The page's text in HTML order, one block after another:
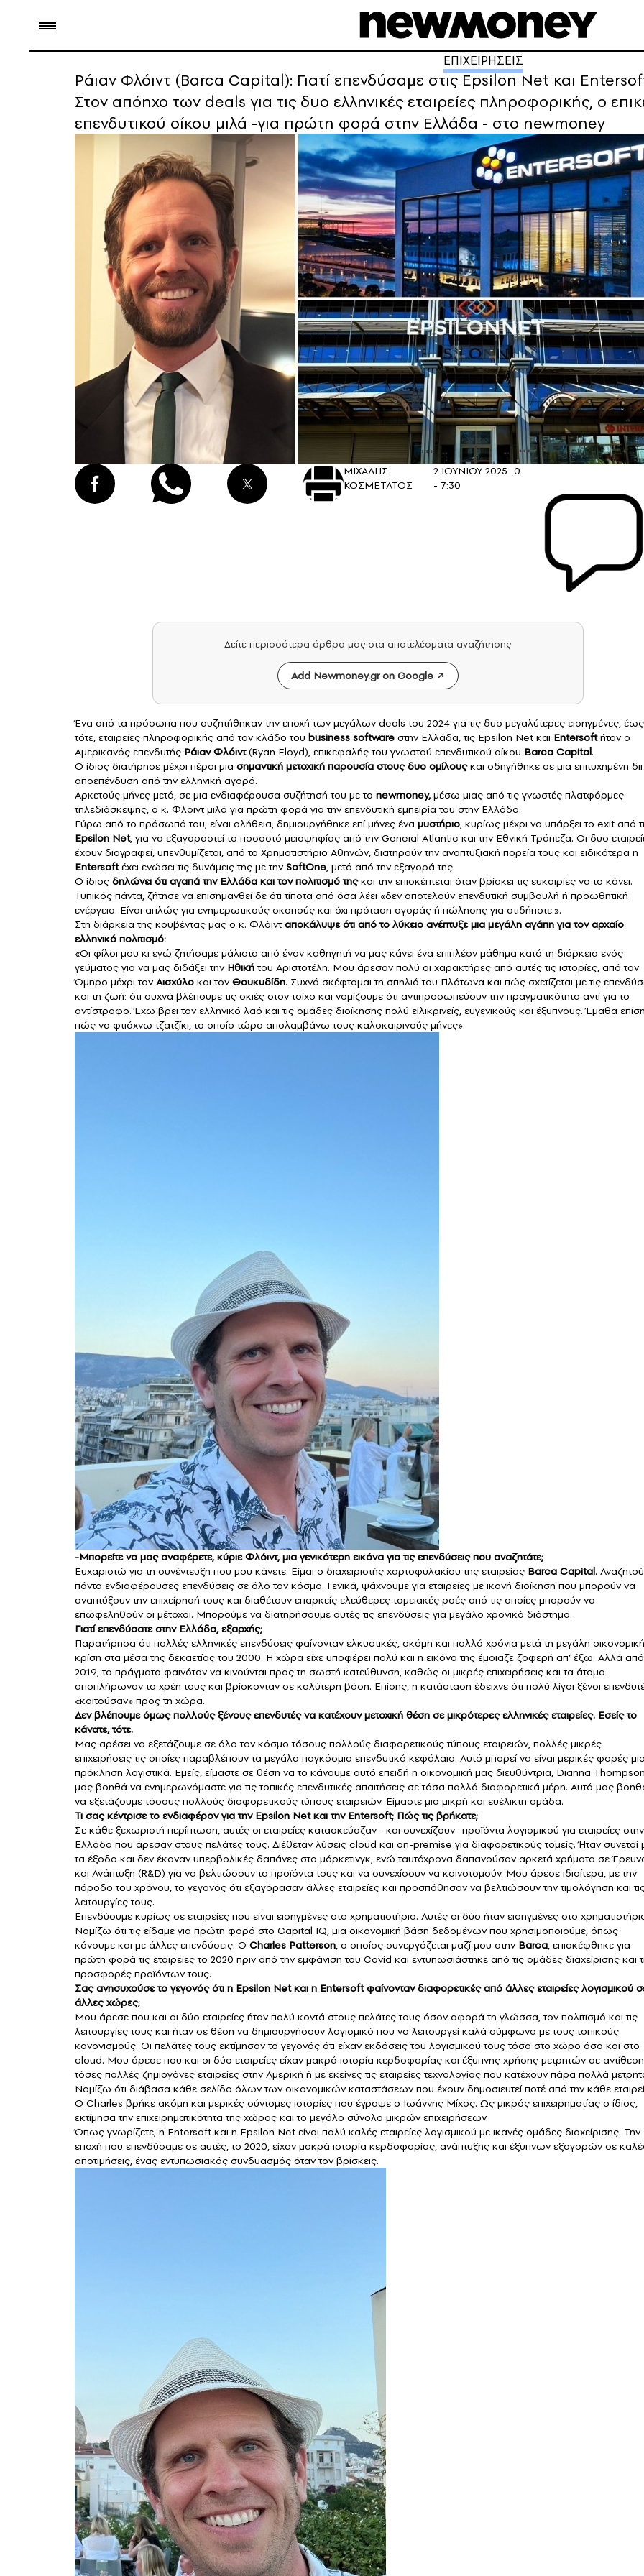
ΕΠΙΧΕΙΡΗΣΕΙΣ
Ράιαν Φλόιντ (Barca Capital): Γιατί επενδύσαμε στις Epsilon Net και
Στον απόηχο των deals για τις δυο ελληνικές εταιρείες πληροφορικής, ο
επενδυτικού οίκου μιλά -για πρώτη φορά στην Ελλάδα - στο newmoney
ΜΙΧΑΛΗΣ
ΚΟΣΜΕΤΑΤΟΣ
2 ΙΟΥΝΙΟΥ 2025
- 7:30
0
Δείτε περισσότερα άρθρα μας στα αποτελέσματα αναζήτησης
Add Newmoney.gr on Google
Ένα από τα πρόσωπα που συζητήθηκαν την εποχή των μεγάλων deals του 2024 για τις δυο μεγαλύτερες εισηγμένες, έως
τότε, εταιρείες πληροφορικής από τον κλάδο του business software στην Ελλάδα, τις Epsilon Net και Entersoftήταν ο
Αμερικανός επενδυτής Ράιαν Φλόιντ(Ryan Floyd), επικεφαλής του γνωστού επενδυτικού οίκου Barca Capital.
Ο ίδιος διατήρησε μέχρι πέρσι μια σημαντική μετοχική παρουσία στους δυο ομίλουςκαι οδηγήθηκε σε μια επιτυχημένη
αποεπένδυση από την ελληνική αγορά.
Αρκετούς μήνες μετά, σε μια ενδιαφέρουσα συζήτησή του με το newmoney,μέσω μιας από τις γνωστές πλατφόρμες
τηλεδιάσκεψης, ο κ. Φλόιντ μιλά για πρώτη φορά για την επενδυτική εμπειρία του στην Ελλάδα.
Γύρω από το πρόσωπό του, είναι αλήθεια, δημιουργήθηκε επί μήνες ένα μυστήριο, κυρίως μέχρι να υπάρξει το exit από
Epsilon Net, για να εξαγοραστεί το ποσοστό μειοψηφίας από την General Atlantic και την Εθνική Τράπεζα. Οι δυο
έχουν διαγραφεί, υπενθυμίζεται, από το Χρηματιστήριο Αθηνών, διατηρούν την αναπτυξιακή πορεία τους και ειδικότερα η
Entersoftέχει ενώσει τις δυνάμεις της με τηνSoftOne, μετά από την εξαγορά της.
Ο ίδιος δηλώνει ότι αγαπά την Ελλάδα και τον πολιτισμό τηςκαι την επισκέπτεται όταν βρίσκει τις ευκαιρίες να το κάνει.
Τυπικός πάντα, ζήτησε να επισημανθεί δε ότι τίποτα από όσα λέει «δεν αποτελούν επενδυτική συμβουλή ή προωθητική
ενέργεια. Είναι απλώς για ενημερωτικούς σκοπούς και όχι πρόταση αγοράς ή πώλησης για οτιδήποτε.».
Στη διάρκεια της κουβέντας μας ο κ. Φλόιντ αποκάλυψε ότι από το λύκειο ανέπτυξε μια μεγάλη αγάπη για τον αρχαίο
ελληνικό πολιτισμό:
«Οι φίλοι μου κι εγώ ζητήσαμε μάλιστα από έναν καθηγητή να μας κάνει ένα επιπλέον μάθημα κατά τη διάρκεια ενός
γεύματος για να μας διδάξει την Ηθικήτου Αριστοτέλη. Μου άρεσαν πολύ οι χαρακτήρες από αυτές τις ιστορίες, από τον
Όμηρο μέχρι τονΑισχύλο και τονΘουκυδίδη. Συχνά σκέφτομαι τη σπηλιά του Πλάτωνα και πώς σχετίζεται με τις
και τη ζωή: ότι συχνά βλέπουμε τις σκιές στον τοίχο και νομίζουμε ότι αντιπροσωπεύουν την πραγματικότητα αντί για το
αντίστροφο. Έχω βρει τον ελληνικό λαό και τις ομάδες διοίκησης πολύ ειλικρινείς, ευγενικούς και έξυπνους. Έμαθα
πώς να φτιάχνω τζατζίκι, το οποίο τώρα απολαμβάνω τους καλοκαιρινούς μήνες».
-Μπορείτε να μας αναφέρετε, κύριε Φλόιντ, μια γενικότερη εικόνα για τις επενδύσεις που αναζητάτε;
Ευχαριστώ για τη συνέντευξη που μου κάνετε. Είμαι ο διαχειριστής χαρτοφυλακίου της εταιρείας Barca Capital.
πάντα ενδιαφέρουσες επενδύσεις σε όλο τον κόσμο. Γενικά, ψάχνουμε για εταιρείες με ικανή διοίκηση που μπορούν να
αναπτύξουν την επιχείρησή τους και διαθέτουν επαρκείς ελεύθερες ταμειακές ροές από τις οποίες μπορούν να
επωφεληθούν οι μέτοχοι. Μπορούμε να διατηρήσουμε αυτές τις επενδύσεις για μεγάλο χρονικό διάστημα.
Γιατί επενδύσατε στην Ελλάδα, εξαρχής;
Παρατήρησα ότι πολλές ελληνικές επενδύσεις φαίνονταν ελκυστικές, ακόμη και πολλά χρόνια μετά τη μεγάλη οικονομική
κρίση στα μέσα της δεκαετίας του 2000. Η χώρα είχε υποφέρει πολύ και η εικόνα της έμοιαζε ζοφερή απ’ έξω. Αλλά
2019, τα πράγματα φαινόταν να κινούνται προς τη σωστή κατεύθυνση, καθώς οι μικρές επιχειρήσεις και τα άτομα
αποπλήρωναν τα χρέη τους και βρίσκονταν σε καλύτερη βάση. Επίσης, η κατάσταση έδειχνε ότι πολύ λίγοι ξένοι
«κοιτούσαν» προς τη χώρα.
Δεν βλέπουμε όμως πολλούς ξένους επενδυτές να κατέχουν μετοχική θέση σε μικρότερες ελληνικές εταιρείες. Εσείς το
κάνατε, τότε.
Μας αρέσει να εξετάζουμε σε όλο τον κόσμο τόσους πολλούς διαφορετικούς τύπους εταιρειών, πολλές μικρές
επιχειρήσεις τις οποίες παραβλέπουν τα μεγάλα παγκόσμια επενδυτικά κεφάλαια. Αυτό μπορεί να είναι μερικές φορές
πρόκληση λογιστικά. Εμείς, είμαστε σε θέση να το κάνουμε αυτό επειδή η οικονομική μας διευθύντρια, Dianna
μας βοηθά να ενημερωνόμαστε για τις τοπικές επενδυτικές απαιτήσεις σε τόσα πολλά διαφορετικά μέρη. Αυτό μας
να εξετάζουμε τόσους πολλούς διαφορετικούς τύπους εταιρειών. Είμαστε μια μικρή και ευέλικτη ομάδα.
Τι σας κέντρισε το ενδιαφέρον για την Epsilon Net και την Entersoft; Πώς τις βρήκατε;
Σε κάθε ξεχωριστή περίπτωση, αυτές οι εταιρείες κατασκεύαζαν –και συνεχίζουν- προϊόντα λογισμικού για εταιρείες στην
Ελλάδα που άρεσαν στους πελάτες τους. Διέθεταν λύσεις cloud και on-premise για διαφορετικούς τομείς. Ήταν συνετοί
τα έξοδα και δεν έκαναν υπερβολικές δαπάνες στο μάρκετινγκ, ενώ ταυτόχρονα δαπανούσαν αρκετά χρήματα σε
και Ανάπτυξη (R&D) για να βελτιώσουν τα προϊόντα τους και να συνεχίσουν να καινοτομούν. Μου άρεσε ιδιαίτερα, με την
πάροδο του χρόνου, το γεγονός ότι εξαγόρασαν άλλες εταιρείες και προσπάθησαν να βελτιώσουν την τιμολόγηση και
λειτουργίες τους.
Επενδύουμε κυρίως σε εταιρείες που είναι εισηγμένες στο χρηματιστήριο. Αυτές οι δύο ήταν εισηγμένες στο
Νομίζω ότι τις είδαμε για πρώτη φορά στο Capital IQ, μια οικονομική βάση δεδομένων που χρησιμοποιούμε, όπως
κάνουμε και με άλλες επενδύσεις. Ο Charles Patterson, ο οποίος συνεργάζεται μαζί μου στην Barca, επισκέφθηκε για
πρώτη φορά τις εταιρείες το 2020 πριν από την εμφάνιση του Covid και εντυπωσιάστηκε από τις ομάδες διαχείρισης και
προσφορές προϊόντων τους.
Σας ανησυχούσε το γεγονός ότι η Epsilon Netκαι η Entersoft φαίνονταν διαφορετικές από άλλες εταιρείες λογισμικού
άλλες χώρες;
Μου άρεσε που και οι δύο εταιρείες ήταν πολύ κοντά στους πελάτες τους όσον αφορά τη γλώσσα, τον πολιτισμό και τις
λειτουργίες τους και ήταν σε θέση να δημιουργήσουν λογισμικό που να λειτουργεί καλά σύμφωνα με τους τοπικούς
κανονισμούς. Οι πελάτες τους εκτίμησαν το γεγονός ότι είχαν εκδόσεις του λογισμικού τους τόσο στο χώρο όσο και στο
cloud. Μου άρεσε που και οι δύο εταιρείες είχαν μακρά ιστορία κερδοφορίας και έξυπνης χρήσης μετρητών σε
τόσες πολλές ζημιογόνες εταιρείες στην Αμερική ή με εκείνες τις εταιρείες τεχνολογίας που κατέχουν πάρα πολλά
Νομίζω ότι διάβασα κάθε σελίδα όλων των οικονομικών καταστάσεων που έχουν δημοσιευτεί ποτέ από την κάθε
Ο Charles βρήκε ακόμη και μερικές σύντομες ιστορίες που έγραψε ο Ιωάννης Μίχος. Ως μικρός επιχειρηματίας ο ίδιος,
εκτίμησα την επιχειρηματικότητα της χώρας και το μεγάλο σύνολο μικρών επιχειρήσεων.
Όπως γνωρίζετε, η Entersoft και η Epsilon Net είναι πολύ καλές εταιρείες λογισμικού με ικανές ομάδες διαχείρισης. Την
εποχή που επενδύσαμε σε αυτές, το 2020, είχαν μακρά ιστορία κερδοφορίας, ανάπτυξης και έξυπνων εξαγορών σε
αποτιμήσεις, ένας εντυπωσιακός συνδυασμός όταν τον βρίσκεις.